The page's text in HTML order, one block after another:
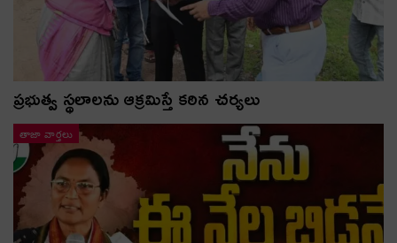
ప్రభుత్వ స్థలాలను ఆక్రమిస్తే కఠిన చర్యలు
తాజా వార్తలు